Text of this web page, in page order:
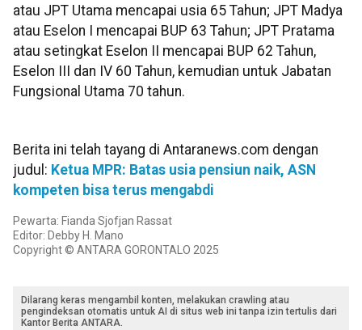
atau JPT Utama mencapai usia 65 Tahun; JPT Madya
atau Eselon I mencapai BUP 63 Tahun; JPT Pratama
atau setingkat Eselon II mencapai BUP 62 Tahun,
Eselon III dan IV 60 Tahun, kemudian untuk Jabatan
Fungsional Utama 70 tahun.
Berita ini telah tayang di Antaranews.com dengan
judul: Ketua MPR: Batas usia pensiun naik, ASN
kompeten bisa terus mengabdi
Pewarta: Fianda Sjofjan Rassat
Editor: Debby H. Mano
Copyright © ANTARA GORONTALO 2025
Dilarang keras mengambil konten, melakukan crawling atau
pengindeksan otomatis untuk AI di situs web ini tanpa izin tertulis dari
Kantor Berita ANTARA.